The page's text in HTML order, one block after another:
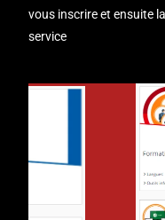
vous inscrire et ensuite
service